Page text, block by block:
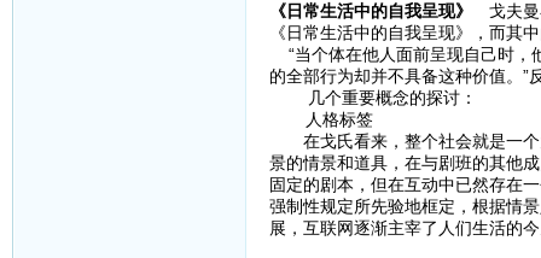
《日常生活中的自我呈现》
戈夫曼
《日常生活中的自我呈现》，而其
“当个体在他人面前呈现自己时，
的全部行为却并不具备这种价值。”
几个重要概念的探讨：
人格标签
在戈氏看来，整个社会就是一个
景的情景和道具，在与剧班的其他
固定的剧本，但在互动中已然存在
强制性规定所先验地框定，根据情
展，互联网逐渐主宰了人们生活的